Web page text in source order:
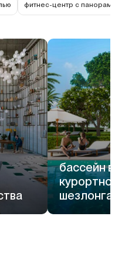
бассейн
фитнес-центр с